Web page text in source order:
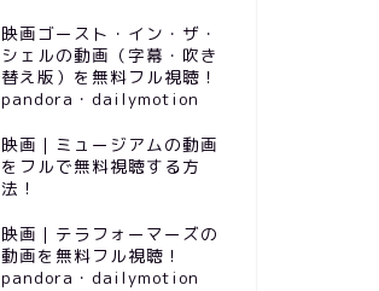
映画ゴースト・イン・ザ・
シェルの動画（字幕・吹き
替え版）を無料フル視聴！
pandora・dailymotion
映画｜ミュージアムの動画
をフルで無料視聴する方
法！
映画｜テラフォーマーズの
動画を無料フル視聴！
pandora・dailymotion